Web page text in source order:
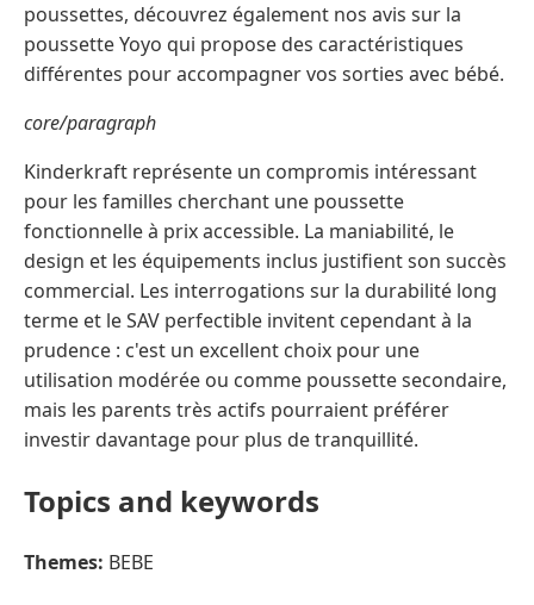
poussettes, découvrez également nos avis sur la
poussette Yoyo qui propose des caractéristiques
différentes pour accompagner vos sorties avec bébé.
core/paragraph
Kinderkraft représente un compromis intéressant
pour les familles cherchant une poussette
fonctionnelle à prix accessible. La maniabilité, le
design et les équipements inclus justifient son succès
commercial. Les interrogations sur la durabilité long
terme et le SAV perfectible invitent cependant à la
prudence : c'est un excellent choix pour une
utilisation modérée ou comme poussette secondaire,
mais les parents très actifs pourraient préférer
investir davantage pour plus de tranquillité.
Topics and keywords
Themes: BEBE